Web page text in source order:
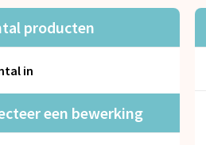
producten
in
een bewerking